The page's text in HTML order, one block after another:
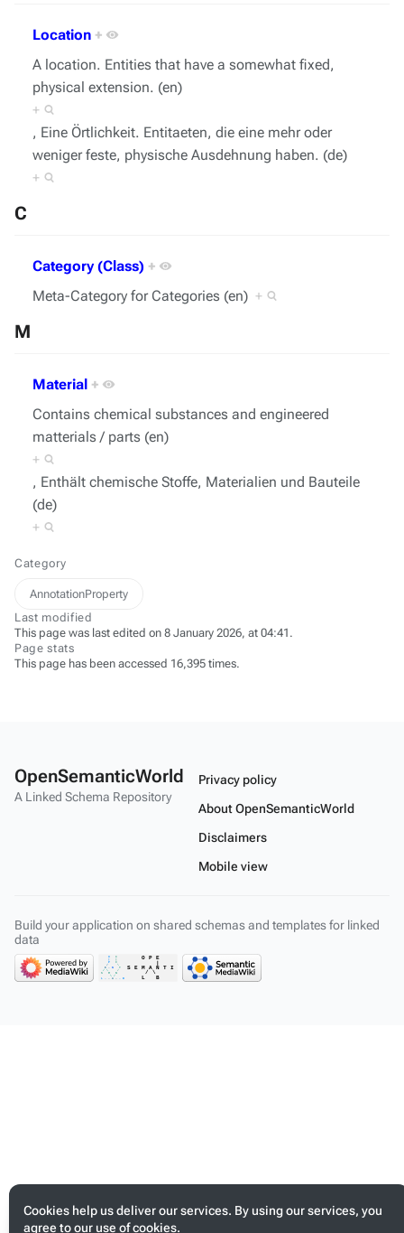
Location +
A location. Entities that have a somewhat fixed,
physical extension. (en)
+
, Eine Örtlichkeit. Entitaeten, die eine mehr oder
weniger feste, physische Ausdehnung haben. (de)
+
C
Category (Class) +
Meta-Category for Categories (en) +
M
Material +
Contains chemical substances and engineered
matterials / parts (en)
+
, Enthält chemische Stoffe, Materialien und Bauteile
(de)
+
Category
AnnotationProperty
Last modified
This page was last edited on 8 January 2026, at 04:41.
Page stats
This page has been accessed 16,395 times.
Cookies help us deliver our services. By using our services, you
agree to our use of cookies.
OpenSemanticWorld
A Linked Schema Repository
Privacy policy
About OpenSemanticWorld
Disclaimers
Mobile view
Build your application on shared schemas and templates for linked
data